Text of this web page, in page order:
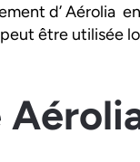
d’ Aérolia
être utilisée